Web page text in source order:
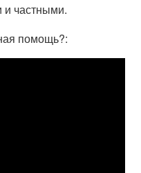
и частными.
помощь?: